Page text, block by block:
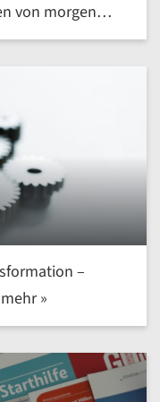
von morgen
–
Nachhaltig.Effizient.Intelligent | mehr »